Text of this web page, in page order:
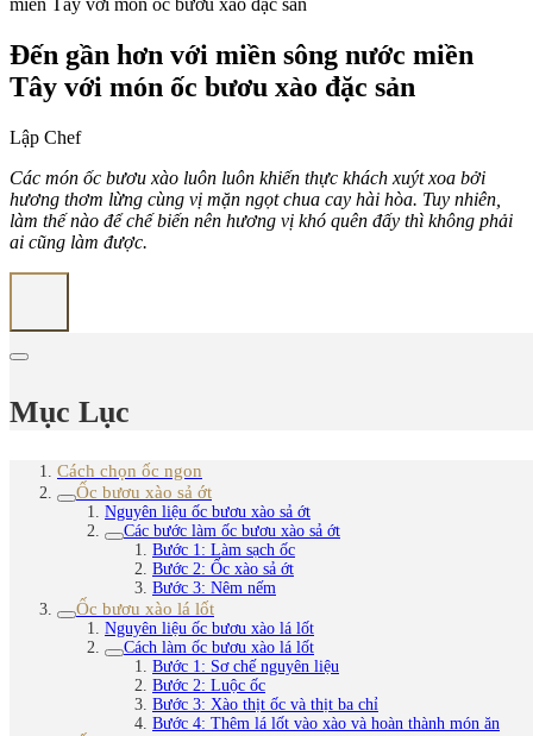
miền Tây với món ốc bươu xào đặc sản
Đến gần hơn với miền sông nước miền
Tây với món ốc bươu xào đặc sản
Lập Chef
Các món ốc bươu xào luôn luôn khiến thực khách xuýt xoa bởi
hương thơm lừng cùng vị mặn ngọt chua cay hài hòa. Tuy nhiên,
làm thế nào để chế biến nên hương vị khó quên đấy thì không phải
ai cũng làm được.
Mục Lục
Cách chọn ốc ngon
Ốc bươu xào sả ớt
Nguyên liệu ốc bươu xào sả ớt
Các bước làm ốc bươu xào sả ớt
Bước 1: Làm sạch ốc
Bước 2: Ốc xào sả ớt
Bước 3: Nêm nếm
Ốc bươu xào lá lốt
Nguyên liệu ốc bươu xào lá lốt
Cách làm ốc bươu xào lá lốt
Bước 1: Sơ chế nguyên liệu
Bước 2: Luộc ốc
Bước 3: Xào thịt ốc và thịt ba chỉ
Bước 4: Thêm lá lốt vào xào và hoàn thành món ăn